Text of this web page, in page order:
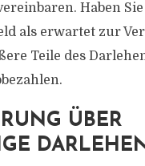
Haben
als erwartet zur
Teile des
ÜBER